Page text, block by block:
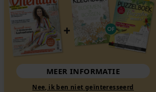
MEER INFORMATIE
Nee, ik ben niet geïnteresseerd